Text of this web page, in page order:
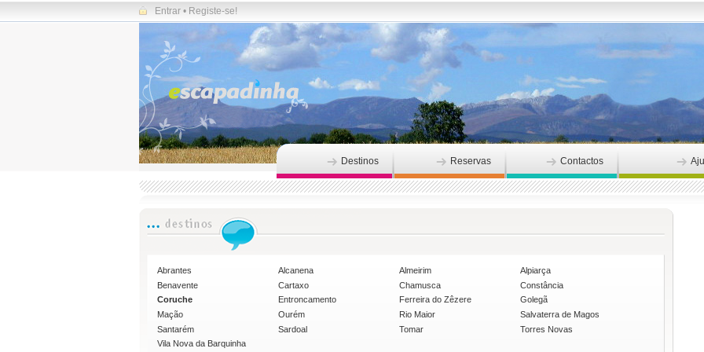
Entrar • Registe-se!
Destinos Reservas Contactos
Abrantes Alcanena Almeirim
Alpiarça
Benavente
Cartaxo Chamusca
Constância
Coruche
Entroncamento Ferreira do Zêzere
Golegã
Mação
Ourém Rio Maior
Salvaterra de Magos
Santarém
Sardoal Tomar
Torres Novas
Vila Nova da Barquinha